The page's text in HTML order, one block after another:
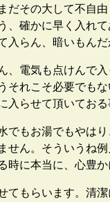
その大して不自
確かに早く入れ
らん、暗いもんだ
電気も点けんで
れこそ必要でも
らせて頂いておる
もお湯でもやは
ん。そういうね
に本当に、心豊か
もらいます。清